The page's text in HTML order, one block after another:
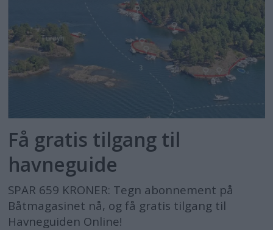
Få gratis tilgang til
havneguide
SPAR 659 KRONER: Tegn abonnement på
Båtmagasinet nå, og få gratis tilgang til
Havneguiden Online!